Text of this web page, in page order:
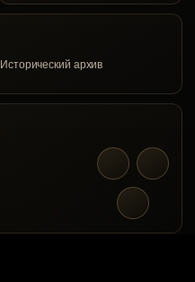
Исторический архив